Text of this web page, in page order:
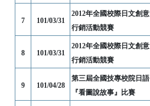
7 101/03/31
2012年全國校際日文創意
行銷活動競賽
8 101/03/31
2012年全國校際日文創意
行銷活動競賽
9 101/04/28
第三屆全國技專校院日語
『看圖說故事』比賽